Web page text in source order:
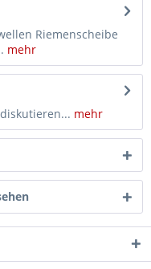
Riemenscheibe
mehr
mehr